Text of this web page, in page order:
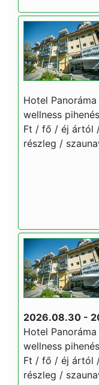
Hotel
wellness
Ft / fő / éj ártól
részleg /
2026.08.30 -
Hotel
wellness
Ft / fő / éj ártól
részleg /